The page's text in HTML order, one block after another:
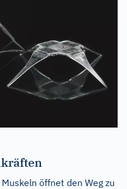
öffnet den Weg zu